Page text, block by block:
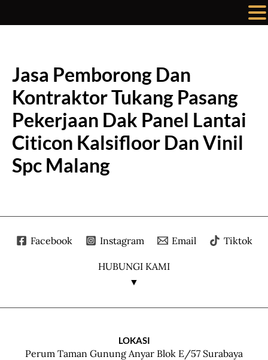
Jasa Pemborong Dan
Kontraktor Tukang Pasang
Pekerjaan Dak Panel Lantai
Citicon Kalsifloor Dan Vinil
Spc Malang
Facebook Instagram Email Tiktok
HUBUNGI KAMI
▼
LOKASI
Perum Taman Gunung Anyar Blok E/57 Surabaya